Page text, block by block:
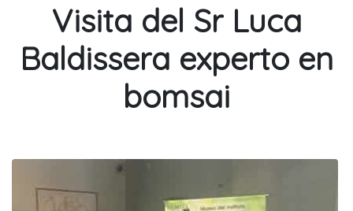
Visita del Sr Luca
Baldissera experto en
bomsai